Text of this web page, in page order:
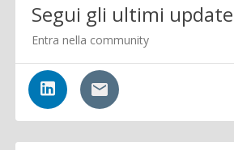
Segui gli ultimi update
Entra nella community